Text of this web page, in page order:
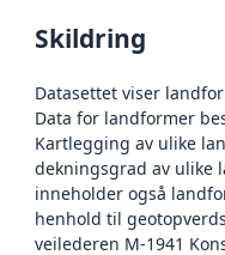
Skildring
Datasettet viser
Data for landformer
Kartlegging av ulike
dekningsgrad av ulike
inneholder også
henhold til
veilederen M-1941